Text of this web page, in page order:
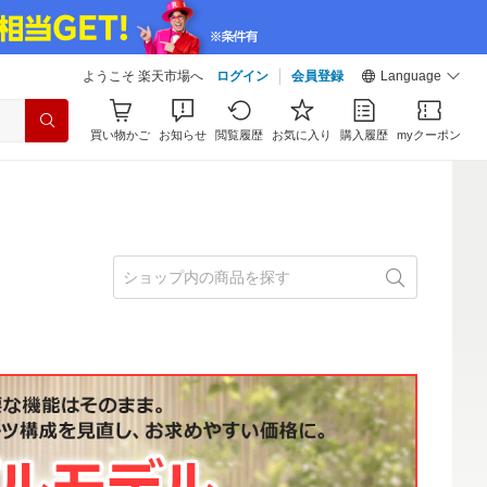
ようこそ 楽天市場へ ログイン 会員登録 Language
買い物かご お知らせ 閲覧履歴 お気に入り 購入履歴 myクーポン